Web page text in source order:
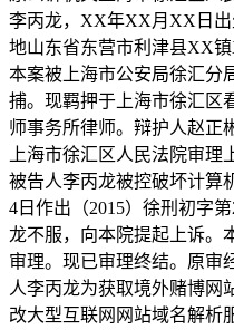
李丙龙，XX年XX月XX日
地山东省东营市利津县XX
本案被上海市公安局徐汇分
捕。现羁押于上海市徐汇区
师事务所律师。辩护人赵正
上海市徐汇区人民法院审
被告人李丙龙被控破坏计算
4日作出（2015）徐刑初字
龙不服，向本院提起上诉。
审理。现已审理终结。原审
人李丙龙为获取境外赌博网
改大型互联网网站域名解析